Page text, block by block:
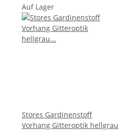
Auf Lager
Stores Gardinenstoff
Vorhang Gitteroptik hellgrau